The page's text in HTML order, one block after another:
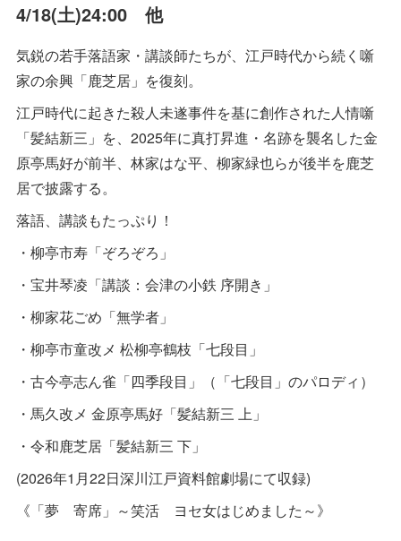
4/18(土)24:00 他
気鋭の若手落語家・講談師たちが、江戸時代から続く噺
家の余興「鹿芝居」を復刻。
江戸時代に起きた殺人未遂事件を基に創作された人情噺
「髪結新三」を、2025年に真打昇進・名跡を襲名した金
原亭馬好が前半、林家はな平、柳家緑也らが後半を鹿芝
居で披露する。
落語、講談もたっぷり！
・柳亭市寿「ぞろぞろ」
・宝井琴凌「講談：会津の小鉄 序開き」
・柳家花ごめ「無学者」
・柳亭市童改メ 松柳亭鶴枝「七段目」
・古今亭志ん雀「四季段目」（「七段目」のパロディ）
・馬久改メ 金原亭馬好「髪結新三 上」
・令和鹿芝居「髪結新三 下」
(2026年1月22日深川江戸資料館劇場にて収録)
《「夢 寄席」～笑活 ヨセ女はじめました～》